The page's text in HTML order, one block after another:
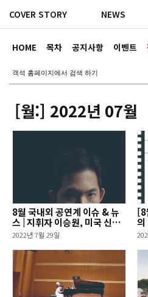
HOME 목차 공지사항 이벤트
COVER STORY NEWS
[월:] 2022년 07월
8월 국내외 공연계 이슈 & 뉴
스 | 지휘자 이승원, 미국 신시
내티 심포니 부지휘자로 임명
2022년 7월 29일
[8
의
수